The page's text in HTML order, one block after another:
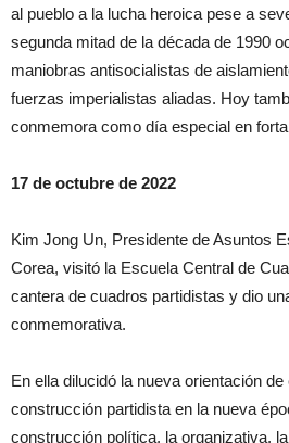
al pueblo a la lucha heroica pese a
segunda mitad de la década de 1990
maniobras antisocialistas de
fuerzas imperialistas aliadas. Hoy
conmemora como día especial en
17 de octubre de 2022
Kim Jong Un, Presidente de Asuntos
Corea, visitó la Escuela Central de
cantera de cuadros partidistas y dio
conmemorativa.
En ella dilucidó la nueva orientación
construcción partidista en la nueva
construcción política, la organizativa,